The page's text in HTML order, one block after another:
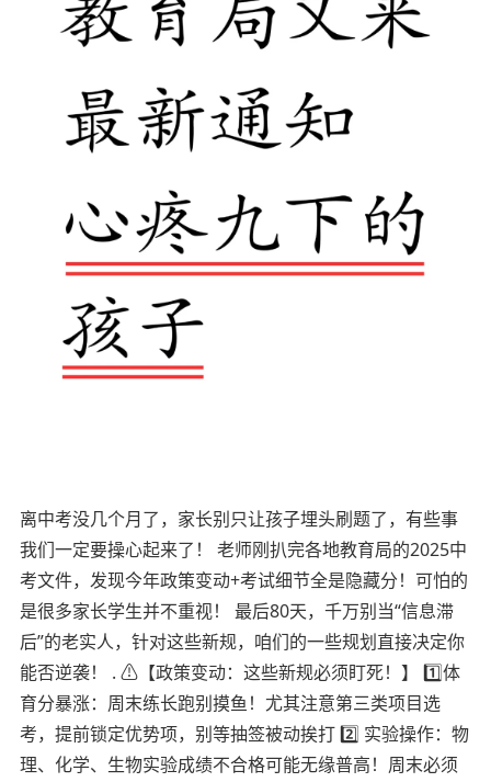
离中考没几个月了，家长别只让孩子埋头刷题了，有些事
我们一定要操心起来了！ 老师刚扒完各地教育局的2025中
考文件，发现今年政策变动+考试细节全是隐藏分！可怕的
是很多家长学生并不重视！ 最后80天，千万别当“信息滞
后”的老实人，针对这些新规，咱们的一些规划直接决定你
能否逆袭！ . ⚠【政策变动：这些新规必须盯死！】 1️⃣体
育分暴涨：周末练长跑别摸鱼！尤其注意第三类项目选
考，提前锁定优势项，别等抽签被动挨打 2️⃣ 实验操作：物
理、化学、生物实验成绩不合格可能无缘普高！周末必须